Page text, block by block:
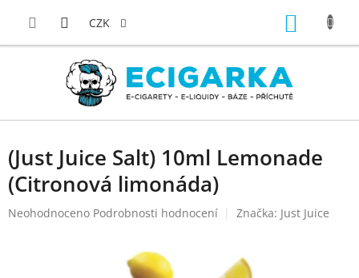
CZK
(Just Juice Salt) 10ml Lemonade
(Citronová limonáda)
Průměrné
Neohodnoceno Podrobnosti hodnocení Značka: Just Juice